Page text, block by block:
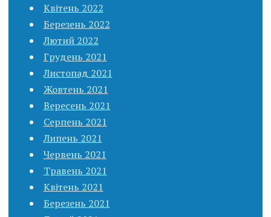
Квітень 2022
Березень 2022
Лютий 2022
Грудень 2021
Листопад 2021
Жовтень 2021
Вересень 2021
Серпень 2021
Липень 2021
Червень 2021
Травень 2021
Квітень 2021
Березень 2021